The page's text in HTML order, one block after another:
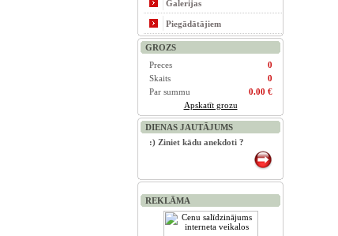
Galerijas
Piegādātājiem
GROZS
Preces
0
Skaits
0
Par summu
0.00 €
Apskatīt grozu
DIENAS JAUTĀJUMS
:) Ziniet kādu anekdoti ?
REKLĀMA